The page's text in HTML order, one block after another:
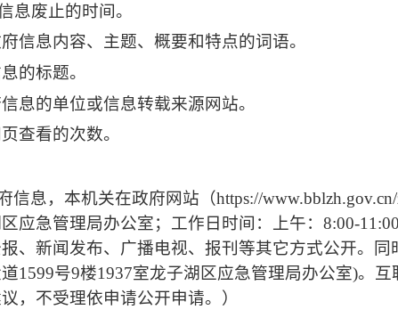
息废止的时间。
信息内容、主题、概要和特点的词语。
的标题。
息的单位或信息转载来源网站。
查看的次数。
信息，本机关在政府网站 （https://
区应急管理局办公室； 工作日时间：上午： 8:00-11:00
、新闻发布、广播电视、报刊等其它方式公开。
1599号9楼1937室龙子湖区应急管理局办公室)。
，不受理依申请公开申请。）